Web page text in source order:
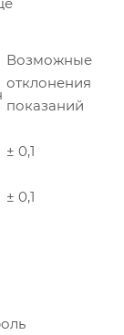
Возможные
отклонения
показаний
± 0,1
± 0,1